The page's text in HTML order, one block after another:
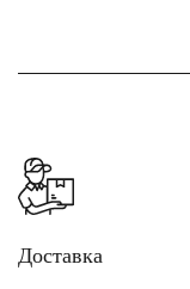
Доставка